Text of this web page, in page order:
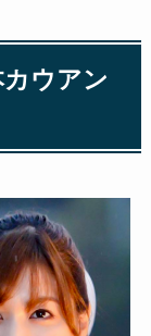
ウアン